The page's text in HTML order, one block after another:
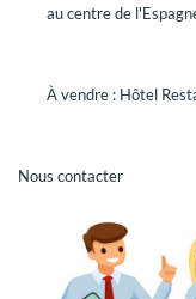
Vous êtes
GRAVITAO ET
NOUS
au centre de
À vendre : Hôtel
Nous contacter